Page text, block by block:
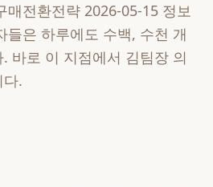
매전환전략 2026-05-15 정보
들은 하루에도 수백, 수천 개
바로 이 지점에서 김팀장 의
.